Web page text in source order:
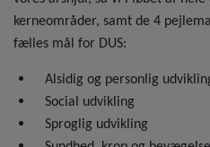
kerneområder, samt de 4
fælles mål for DUS:
Alsidig og personlig
Social udvikling
Sproglig udvikling